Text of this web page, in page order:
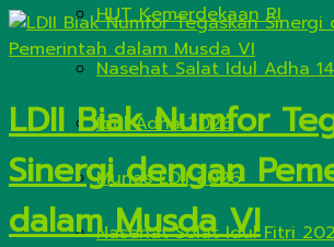
HUT Kemerdekaan RI
Nasehat Salat Idul Adha
Idul Adha 2026
Munas LDII 2026
Nasehat Solat Idul Fitri
LDII Biak Numfor
Sinergi dengan
dalam Musda VI